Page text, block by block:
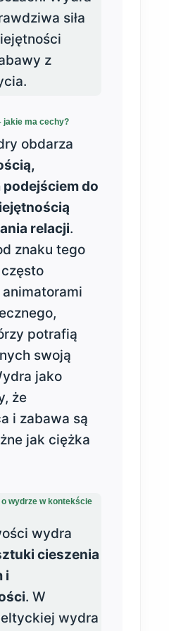
siła
z
jakie ma cechy?
obdarza
do
relacji.
znaku tego
potrafią
swoją
jako
że
i zabawa są
jak ciężka
wydrze w kontekście
wydra
cieszenia
i
. W
wydra